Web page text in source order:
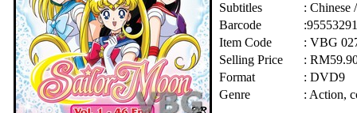
Subtitles
: Chinese
Barcode
Item Code
: VBG
Selling Price
:
Format
: DVD9
Genre
: Action,